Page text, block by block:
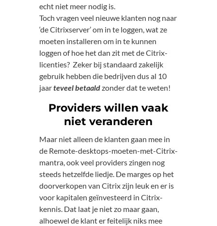
echt niet meer nodig is.
Toch vragen veel nieuwe klanten nog naar
‘de Citrixserver’ om in te loggen, wat ze
moeten installeren om in te kunnen
loggen of hoe het dan zit met de Citrix-
licenties? Zeker bij standaard zakelijk
gebruik hebben die bedrijven dus al 10
jaarteveel betaaldzonder dat te weten!
Providers willen vaak
niet veranderen
Maar niet alleen de klanten gaan mee in
de Remote-desktops-moeten-met-Citrix-
mantra, ook veel providers zingen nog
steeds hetzelfde liedje. De marges op het
doorverkopen van Citrix zijn leuk en er is
voor kapitalen geïnvesteerd in Citrix-
kennis. Dat laat je niet zo maar gaan,
alhoewel de klant er feitelijk niks mee